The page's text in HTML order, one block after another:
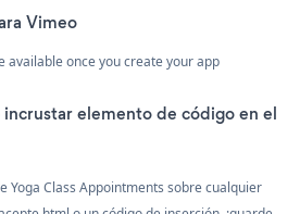
Vimeo
available once you create your app
elemento de código en el
Yoga Class Appointments sobre cualquier